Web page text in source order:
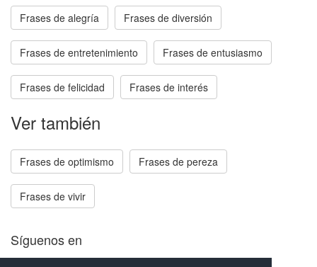
Frases de alegría Frases de diversión
Frases de entretenimiento Frases de entusiasmo
Frases de felicidad Frases de interés
Ver también
Frases de optimismo Frases de pereza
Frases de vivir
Síguenos en